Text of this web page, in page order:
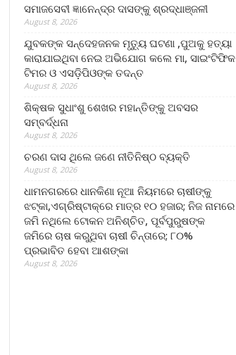
ସମାଜସେବୀ ଜ୍ଞାନେନ୍ଦ୍ର ଦାସଙ୍କୁ ଶ୍ରଦ୍ଧାଞ୍ଜଳୀ
August 8, 2026
ଯୁବକଙ୍କ ସନ୍ଦେହଜନକ ମୃତ୍ୟୁ ଘଟଣା ,ପୁଅକୁ ହତ୍ୟା
କାରାଯାଇଥିବା ନେଇ ଅଭିଯୋଗ କଲେ ମା, ସାଇଂଟିଫିକ
ଟିମର ଓ ଏସଡ଼ିପିଓଙ୍କ ତଦନ୍ତ
August 8, 2026
ଶିକ୍ଷକ ସୁଧାଂଶୁ ଶେଖର ମହାନ୍ତିଙ୍କୁ ଅବସର
ସମ୍ବର୍ଦ୍ଧନା
August 8, 2026
ଚରଣ ଦାସ ଥିଲେ ଜଣେ ନୀତିନିଷ୍ଠ ବ୍ୟକ୍ତି
August 8, 2026
ଧାମନଗରରେ ଧାନକିଣା ନୂଆ ନିୟମରେ ଚାଷୀଙ୍କୁ
ଝଟ୍‌କା,ଏଗ୍ରିଷ୍ଟାକ୍‌ରେ ମାତ୍ର ୧୦ ହଜାର; ନିଜ ନାମରେ
ଜମି ନଥିଲେ ଟୋକନ ଅନିଶ୍ଚିତ, ପୂର୍ବପୁରୁଷଙ୍କ
ଜମିରେ ଚାଷ କରୁଥିବା ଚାଷୀ ଚିନ୍ତାରେ; ୮୦%
ପ୍ରଭାବିତ ହେବା ଆଶଙ୍କା
August 8, 2026